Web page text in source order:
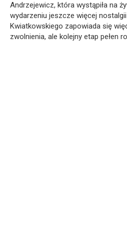
Andrzejewicz, która wystąpiła na
wydarzeniu jeszcze więcej
Kwiatkowskiego zapowiada się
zwolnienia, ale kolejny etap pełen